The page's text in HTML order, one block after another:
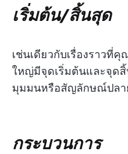
เริ่มต้น/สิ้นสุด
เช่นเดียวกับเรื่องราวที่
ใหญ่มีจุดเริ่มต้นและจุด
มุมมนหรือสัญลักษณ์ปลา
กระบวนการ